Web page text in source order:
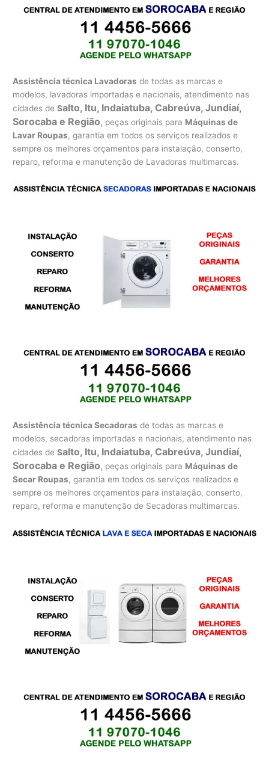
Assistência técnica Lavadoras de todas as marcas e
modelos, lavadoras importadas e nacionais, atendimento nas
cidades deSalto, Itu, Indaiatuba, Cabreúva, Jundiaí,
Sorocaba e Região, peças originais para Máquinas de
Lavar Roupas, garantia em todos os serviços realizados e
sempre os melhores orçamentos para instalação, conserto,
reparo, reforma e manutenção de Lavadoras multimarcas.
Assistência técnica Secadoras de todas as marcas e
modelos, secadoras importadas e nacionais, atendimento nas
cidades deSalto, Itu, Indaiatuba, Cabreúva, Jundiaí,
Sorocaba e Região, peças originais para Máquinas de
Secar Roupas, garantia em todos os serviços realizados e
sempre os melhores orçamentos para instalação, conserto,
reparo, reforma e manutenção de Secadoras multimarcas.